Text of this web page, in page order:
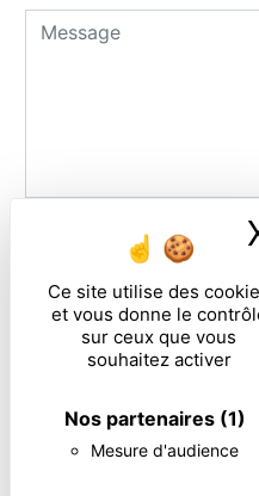
Ce site utilise des
et vous donne le
sur ceux que vous
souhaitez activer
Nos partenaires (1)
Mesure d'audience
By checking this box,
conditions below **
** The personal data
contacting you. They are
rights of access, rectification,
withdrawal of your consent at
complaint with a supervisory
of your post-mortem data. You